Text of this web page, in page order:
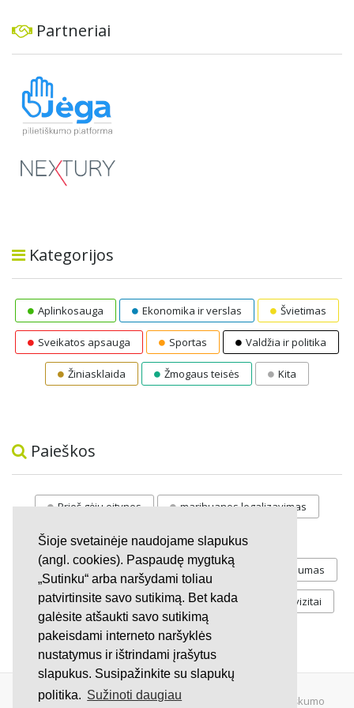
Šioje svetainėje naudojame slapukus
(angl. cookies). Paspaudę mygtuką
„Sutinku“ arba naršydami toliau
patvirtinsite savo sutikimą. Bet kada
galėsite atšaukti savo sutikimą
pakeisdami interneto naršyklės
nustatymus ir ištrindami įrašytus
slapukus. Susipažinkite su slapukų
politika. Sužinoti daugiau
Partneriai
Kategorijos
Aplinkosauga Ekonomika ir verslas Švietimas
Sveikatos apsauga Sportas Valdžia ir politika
Žiniasklaida Žmogaus teisės Kita
Paieškos
Prieš gėju eitynes marihuanos legalizavimas
STOP vaiku atemimas
Pilnos moksleivių vasaros atostogos referendumas
Keliu jaunystės Valandos Rekvizitai
Investicijos
© 2007 - 2026 Ne pelno siekianti organizacija VŠĮ "Pilietiškumo